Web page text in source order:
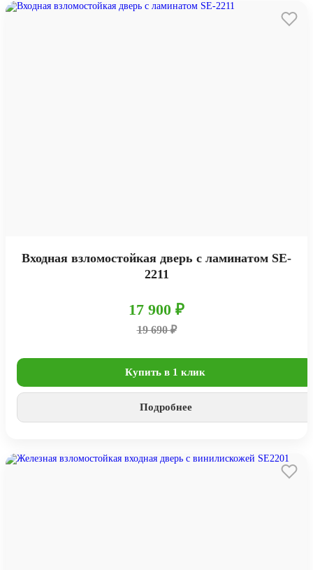
Входная взломостойкая дверь с ламинатом SE-
2211
17 900 ₽
19 690 ₽
Купить в 1 клик
Подробнее